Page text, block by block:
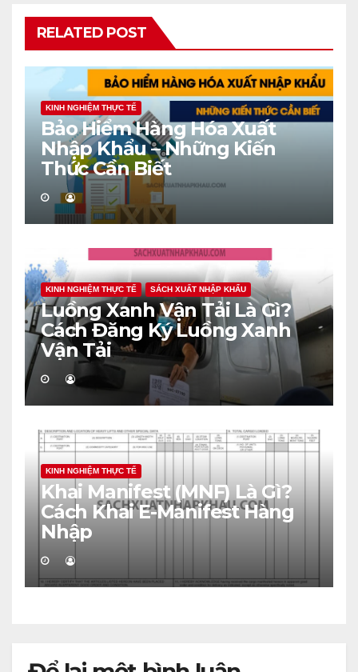
RELATED POST
KINH NGHIỆM THỰC TẾ
Bảo Hiểm Hàng Hóa Xuất
Nhập Khẩu – Những Kiến
Thức Cần Biết
KINH NGHIỆM THỰC TẾ SÁCH XUẤT NHẬP KHẨU
Luồng Xanh Vận Tải Là Gì?
Cách Đăng Ký Luồng Xanh
Vận Tải
KINH NGHIỆM THỰC TẾ
Khai Manifest (MNF) Là Gì?
Cách Khai E-Manifest Hàng
Nhập